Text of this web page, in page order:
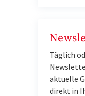
Täglich
aktuelle
direkt in